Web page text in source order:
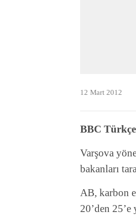
12 Mart 2012
BBC Türkçe
Varşova
bakanları
AB, karbon
20’den